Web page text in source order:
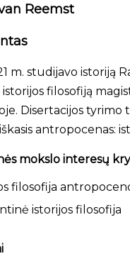
Reemst
m. studijavo istoriją
filosofiją
Disertacijos tyrimo
antropocenas:
mokslo interesų
filosofija
istorijos filosofija